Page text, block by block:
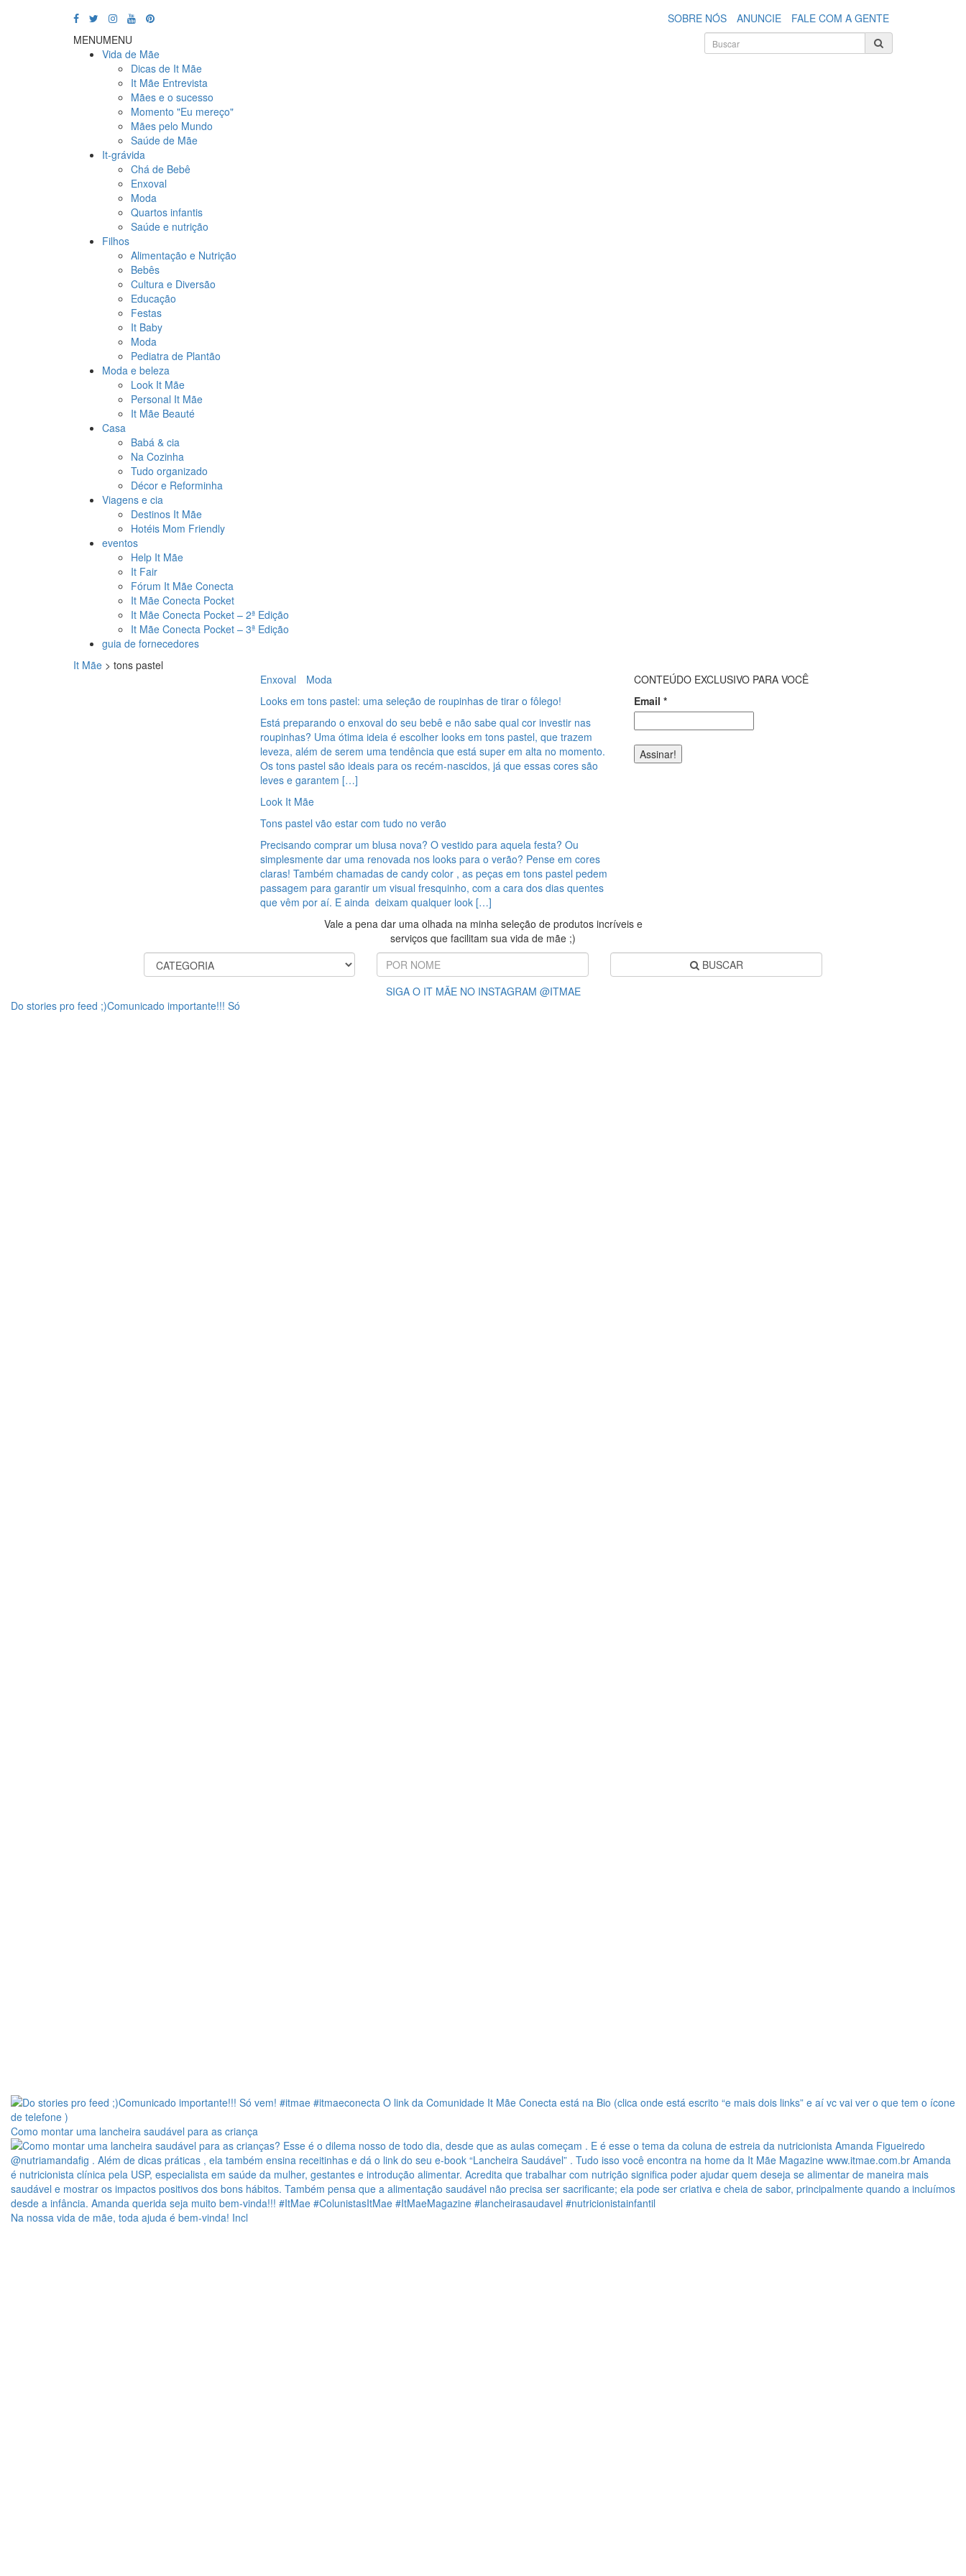
SOBRE NÓS ANUNCIE
FALE COM A GENTE
MENUMENU
Vida de Mãe
Dicas de It Mãe
It Mãe Entrevista
Mães e o sucesso
Momento "Eu mereço"
Mães pelo Mundo
Saúde de Mãe
It-grávida
Chá de Bebê
Enxoval
Moda
Quartos infantis
Saúde e nutrição
Filhos
Alimentação e Nutrição
Bebês
Cultura e Diversão
Educação
Festas
It Baby
Moda
Pediatra de Plantão
Moda e beleza
Look It Mãe
Personal It Mãe
It Mãe Beauté
Casa
Babá & cia
Na Cozinha
Tudo organizado
Décor e Reforminha
Viagens e cia
Destinos It Mãe
Hotéis Mom Friendly
eventos
Help It Mãe
It Fair
Fórum It Mãe Conecta
It Mãe Conecta Pocket
It Mãe Conecta Pocket – 2ª Edição
It Mãe Conecta Pocket – 3ª Edição
guia de fornecedores
It Mãe > tons pastel
Enxoval
Moda
Looks em tons pastel: uma seleção de roupinhas de tirar o fôlego!
Está preparando o enxoval do seu bebê e não sabe qual cor investir nas
roupinhas? Uma ótima ideia é escolher looks em tons pastel, que trazem
leveza, além de serem uma tendência que está super em alta no momento.
Os tons pastel são ideais para os recém-nascidos, já que essas cores são
leves e garantem […]
Look It Mãe
Tons pastel vão estar com tudo no verão
Precisando comprar um blusa nova? O vestido para aquela festa? Ou
simplesmente dar uma renovada nos looks para o verão? Pense em cores
claras! Também chamadas de candy color , as peças em tons pastel pedem
passagem para garantir um visual fresquinho, com a cara dos dias quentes
que vêm por aí. E ainda deixam qualquer look […]
CONTEÚDO EXCLUSIVO PARA VOCÊ
Email *
Vale a pena dar uma olhada na minha seleção de produtos incríveis e
serviços que facilitam sua vida de mãe ;)
BUSCAR
SIGA O IT MÃE NO INSTAGRAM @ITMAE
Do stories pro feed ;)Comunicado importante!!! Só
Como montar uma lancheira saudável para as criança
Na nossa vida de mãe, toda ajuda é bem-vinda! Incl